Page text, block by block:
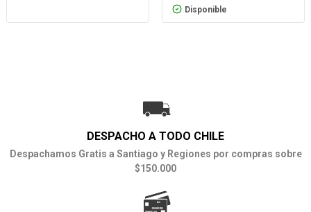
Disponible
DESPACHO A TODO CHILE
Despachamos Gratis a Santiago y Regiones por compras sobre
$150.000